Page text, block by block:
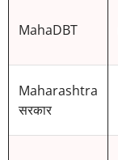
MahaDBT
Maharashtra
सरकार